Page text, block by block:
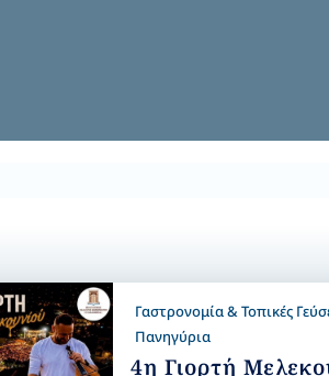
Γαστρονομία & Τοπικές
Πανηγύρια
4η Γιορτή